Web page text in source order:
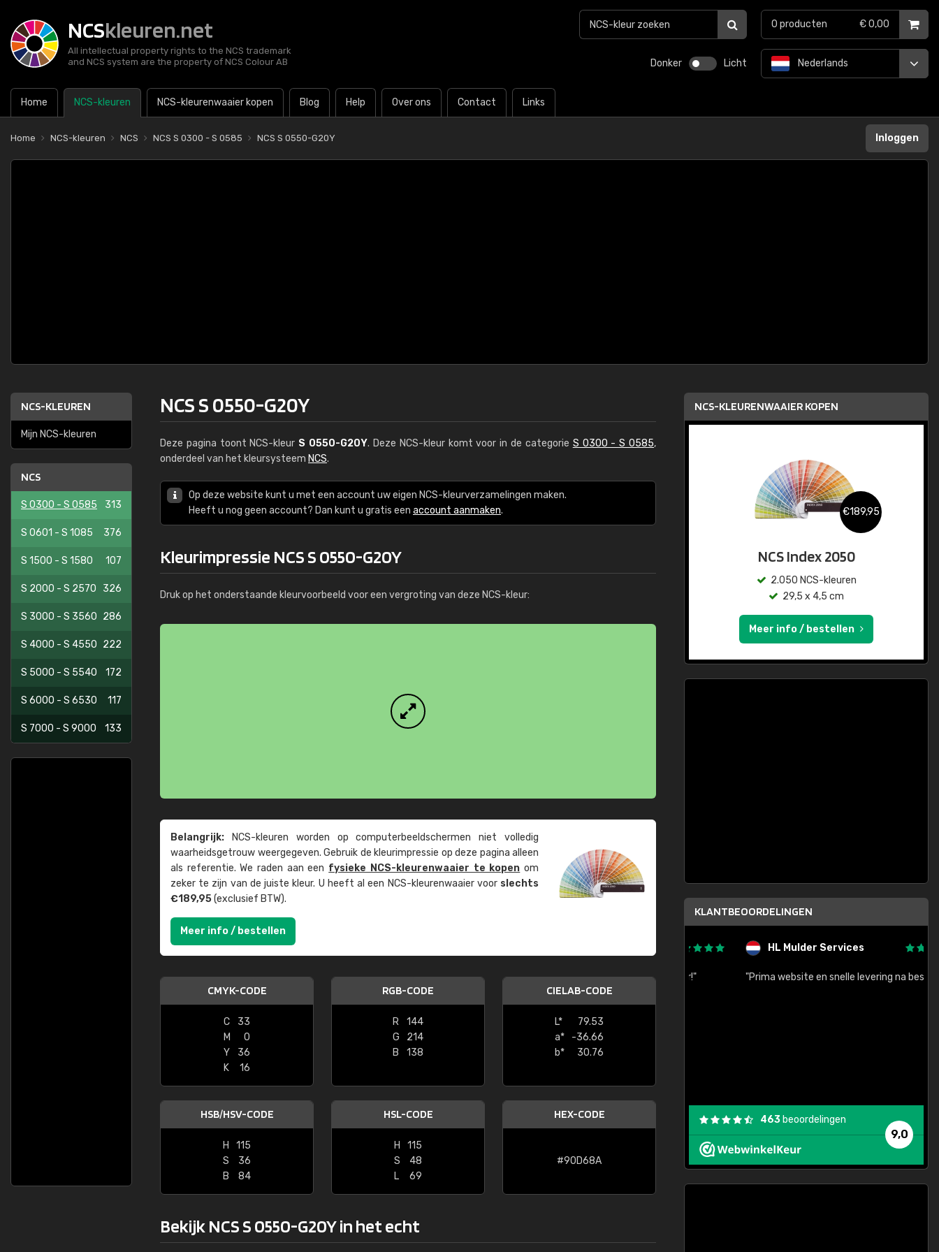
NCSkleuren.net
All intellectual property rights to the NCS trademark
and NCS system are the property of NCS Colour AB
Donker Licht
Home NCS-kleuren NCS-kleurenwaaier kopen Blog Help Over ons Contact Links
Nederlands
0 producten € 0,00
Home NCS-kleuren NCS NCS S 0300 - S 0585 NCS S 0550-G20Y Inloggen
NCS-KLEUREN
Mijn NCS-kleuren
NCS
S 0300 - S 0585 313
S 0601 - S 1085 376
S 1500 - S 1580 107
S 2000 - S 2570 326
S 3000 - S 3560 286
S 4000 - S 4550 222
S 5000 - S 5540 172
S 6000 - S 6530 117
S 7000 - S 9000 133
NCS S 0550-G20Y
Deze pagina toont NCS-kleur S 0550-G20Y. Deze NCS-kleur komt voor in de categorie S 0300 - S 0585,
onderdeel van het kleursysteem NCS.
Op deze website kunt u met een account uw eigen NCS-kleurverzamelingen maken.
Heeft u nog geen account? Dan kunt u gratis een account aanmaken.
Kleurimpressie NCS S 0550-G20Y
Druk op het onderstaande kleurvoorbeeld voor een vergroting van deze NCS-kleur:
Belangrijk: NCS-kleuren worden op computer­beeld­schermen niet volledig
waarheids­­getrouw weer­gegeven. Gebruik de kleur­impressie op deze pagina alleen
als referentie. We raden aan een fysieke NCS-kleuren­waaier te kopen om
zeker te zijn van de juiste kleur. U heeft al een NCS-kleuren­waaier voor slechts
€189,95(exclusief BTW).
Meer info / bestellen
CMYK-CODE
C
33
M
0
Y
36
K
16
RGB-CODE
R
144
G
214
B
138
CIELAB-CODE
L*
79.53
a*
-36.66
b*
30.76
HSB/HSV-CODE
H
115
S
36
B
84
HSL-CODE
H
115
S
48
L
69
HEX-CODE
#90D68A
Bekijk NCS S 0550-G20Y in het echt
NCS-KLEURENWAAIER KOPEN
€189,95
NCS Index 2050
2.050 NCS-kleuren
29,5 x 4,5 cm
Meer info / bestellen
KLANTBEOORDELINGEN
"Super snelle service en zeer betaalbaar!"
HL Mulder Services
"Prima website en snelle levering na bestelling"
9,0
463 beoordelingen